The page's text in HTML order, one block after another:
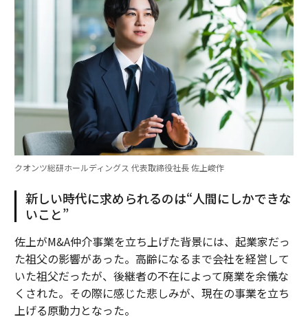
クオンツ総研ホールディングス 代表取締役社長 佐上峻作
新しい時代に求められるのは“人間にしかできな
いこと”
佐上がM&A仲介事業を立ち上げた背景には、起業家だっ
た祖父の影響があった。高齢になるまで会社を経営して
いた祖父だったが、後継者の不在によって廃業を余儀な
くされた。その際に感じた悲しみが、現在の事業を立ち
上げる原動力となった。